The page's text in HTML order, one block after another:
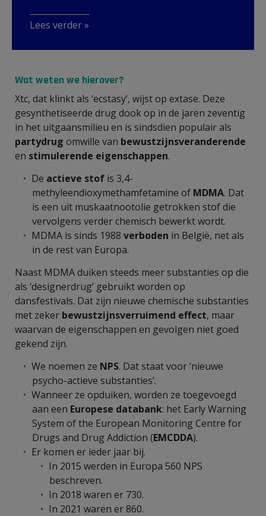
Lees verder »
Wat weten we hierover?
Xtc, dat klinkt als ‘ecstasy’, wijst op extase. Deze
gesynthetiseerde drug dook op in de jaren zeventig
in het uitgaansmilieu en is sindsdien populair als
partydrug omwille van bewustzijnsveranderende
en stimulerende eigenschappen.
De actieve stof is 3,4-
methyleendioxymethamfetamine of MDMA. Dat
is een uit muskaatnootolie getrokken stof die
vervolgens verder chemisch bewerkt wordt.
MDMA is sinds 1988 verboden in België, net als
in de rest van Europa.
Naast MDMA duiken steeds meer substanties op die
als ‘designerdrug’ gebruikt worden op
dansfestivals. Dat zijn nieuwe chemische substanties
met zeker bewustzijnsverruimend effect, maar
waarvan de eigenschappen en gevolgen niet goed
gekend zijn.
We noemen ze NPS. Dat staat voor ‘nieuwe
psycho-actieve substanties’.
Wanneer ze opduiken, worden ze toegevoegd
aan een Europese databank: het Early Warning
System of the European Monitoring Centre for
Drugs and Drug Addiction (EMCDDA).
Er komen er ieder jaar bij.
In 2015 werden in Europa 560 NPS
beschreven.
In 2018 waren er 730.
In 2021 waren er 860.